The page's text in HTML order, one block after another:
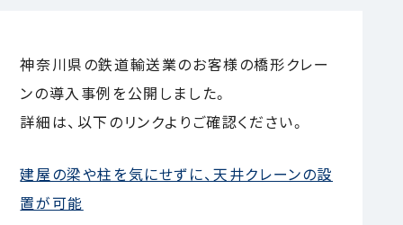
その他サービス
事例
よくあるご質問
神奈川県の鉄道輸送業のお客様の橋形クレー
ンの導入事例を公開しました。
詳細は、以下のリンクよりご確認ください。
建屋の梁や柱を気にせずに、天井クレーンの設
置が可能